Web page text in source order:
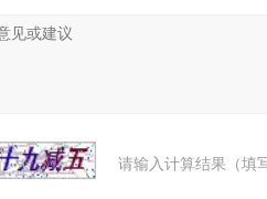
请输入计算结果（填